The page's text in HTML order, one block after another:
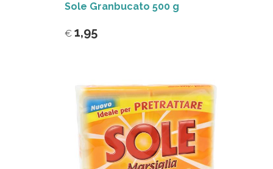
Sole Granbucato 500 g
€ 1,95